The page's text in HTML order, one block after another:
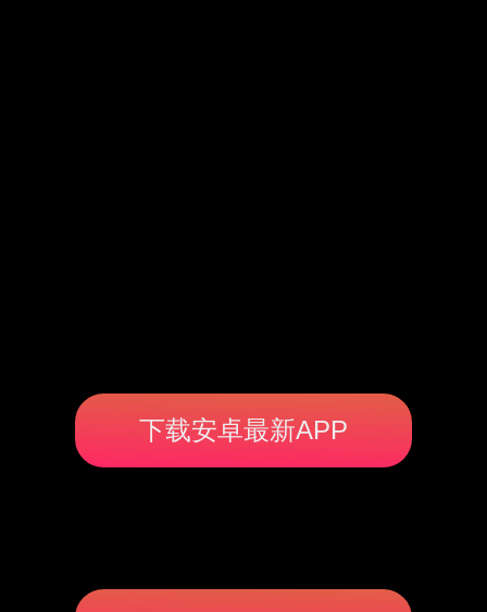
下载安卓最新APP